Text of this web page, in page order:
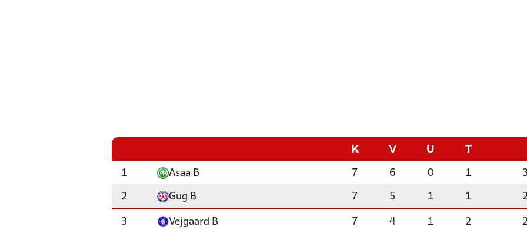
K V U T
1 Asaa B 7 6 0 1
2 Gug B 7 5 1 1
3 Vejgaard B 7 4 1 2